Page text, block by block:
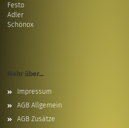
Festo
Adler
Schönox
Mehr über...
Impressum
AGB Allgemein
AGB Zusätze